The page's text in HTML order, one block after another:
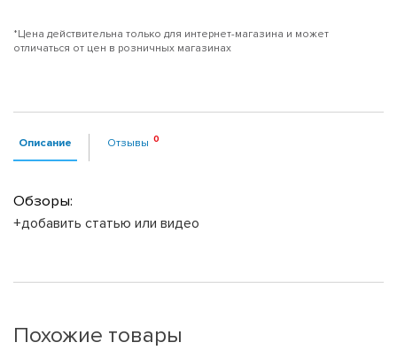
*Цена действительна только для интернет-магазина и может
отличаться от цен в розничных магазинах
Описание Отзывы
Обзоры:
+добавить статью или видео
Похожие товары